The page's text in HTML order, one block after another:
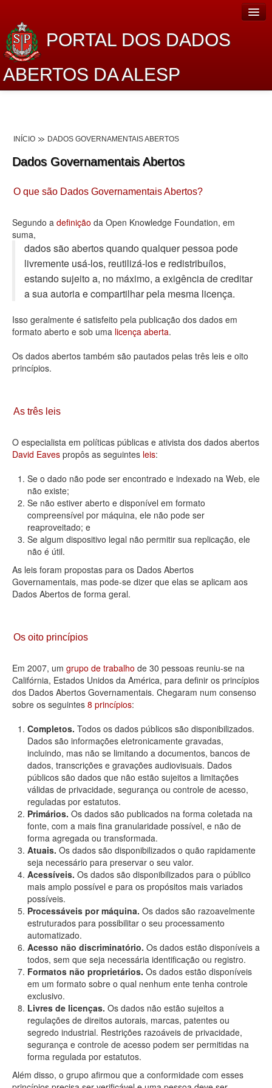
PORTAL DOS DADOS
ABERTOS DA ALESP
Lei de Acesso à Informação
Dados Governamentais Abertos
Planejamento
Catálogo de dados
Processo Legislativo
Deputados Estaduais
Administração
Legislação
Agenda
Contato
INÍCIO DADOS GOVERNAMENTAIS ABERTOS
Dados Governamentais Abertos
O que são Dados Governamentais Abertos?
Segundo a definição da Open Knowledge Foundation, em
suma,
dados são abertos quando qualquer pessoa pode
livremente usá-los, reutilizá-los e redistribuí­los,
estando sujeito a, no máximo, a exigência de creditar
a sua autoria e compartilhar pela mesma licença.
Isso geralmente é satisfeito pela publicação dos dados em
formato aberto e sob uma licença aberta.
Os dados abertos também são pautados pelas três leis e oito
princípios.
As três leis
O especialista em políticas públicas e ativista dos dados abertos
David Eaves propôs as seguintes leis:
Se o dado não pode ser encontrado e indexado na Web, ele
não existe;
Se não estiver aberto e disponível em formato
compreensível por máquina, ele não pode ser
reaproveitado; e
Se algum dispositivo legal não permitir sua replicação, ele
não é útil.
As leis foram propostas para os Dados Abertos
Governamentais, mas pode-se dizer que elas se aplicam aos
Dados Abertos de forma geral.
Os oito princípios
Em 2007, um grupo de trabalho de 30 pessoas reuniu-se na
Califórnia, Estados Unidos da América, para definir os princípios
dos Dados Abertos Governamentais. Chegaram num consenso
sobre os seguintes 8 princípios:
Completos. Todos os dados públicos são disponibilizados.
Dados são informações eletronicamente gravadas,
incluindo, mas não se limitando a documentos, bancos de
dados, transcrições e gravações audiovisuais. Dados
públicos são dados que não estão sujeitos a limitações
válidas de privacidade, segurança ou controle de acesso,
reguladas por estatutos.
Primários. Os dados são publicados na forma coletada na
fonte, com a mais fina granularidade possível, e não de
forma agregada ou transformada.
Atuais. Os dados são disponibilizados o quão rapidamente
seja necessário para preservar o seu valor.
Acessíveis. Os dados são disponibilizados para o público
mais amplo possível e para os propósitos mais variados
possíveis.
Processáveis por máquina. Os dados são razoavelmente
estruturados para possibilitar o seu processamento
automatizado.
Acesso não discriminatório. Os dados estão disponíveis a
todos, sem que seja necessária identificação ou registro.
Formatos não proprietários. Os dados estão disponíveis
em um formato sobre o qual nenhum ente tenha controle
exclusivo.
Livres de licenças. Os dados não estão sujeitos a
regulações de direitos autorais, marcas, patentes ou
segredo industrial. Restrições razoáveis de privacidade,
segurança e controle de acesso podem ser permitidas na
forma regulada por estatutos.
Além disso, o grupo afirmou que a conformidade com esses